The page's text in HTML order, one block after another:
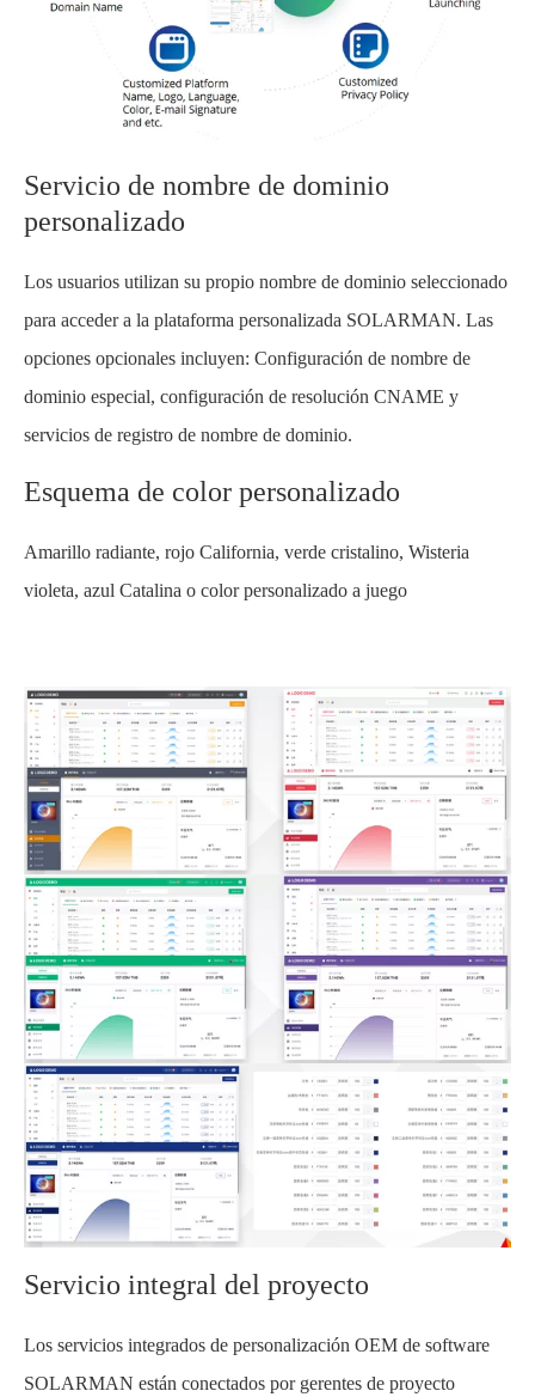
Servicio de nombre de dominio
personalizado
Los usuarios utilizan su propio nombre de dominio seleccionado
para acceder a la plataforma personalizada SOLARMAN. Las
opciones opcionales incluyen: Configuración de nombre de
dominio especial, configuración de resolución CNAME y
servicios de registro de nombre de dominio.
Esquema de color personalizado
Amarillo radiante, rojo California, verde cristalino, Wisteria
violeta, azul Catalina o color personalizado a juego
Servicio integral del proyecto
Los servicios integrados de personalización OEM de software
SOLARMAN están conectados por gerentes de proyecto